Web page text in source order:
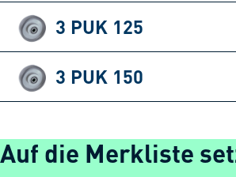
3 PUK 125
3 PUK 150
Auf die Merkliste